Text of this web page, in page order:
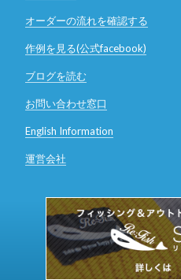
オーダーの流れを確認する
作例を見る(公式facebook)
ブログを読む
お問い合わせ窓口
English Information
運営会社